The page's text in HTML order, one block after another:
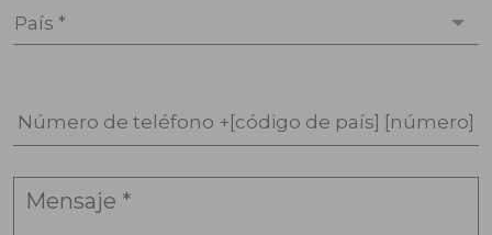
País *
Número de teléfono +[código de país] [número]